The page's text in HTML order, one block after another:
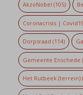
AkzoNobel (105)
Coronacrisis | Covid19
Dorpsraad (114)
Gemeente Enschede
Het Rutbeek (terrein)